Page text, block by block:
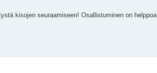
kisojen seuraamiseen! Osallistuminen on